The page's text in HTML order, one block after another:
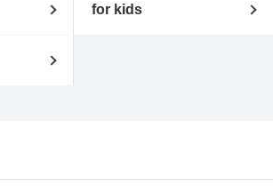
for kids